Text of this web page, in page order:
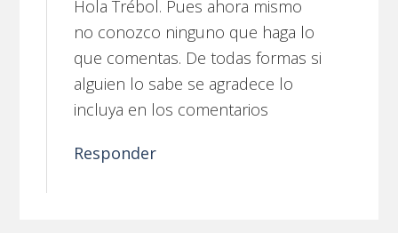
Hola Trébol. Pues ahora mismo
no conozco ninguno que haga lo
que comentas. De todas formas si
alguien lo sabe se agradece lo
incluya en los comentarios
Responder